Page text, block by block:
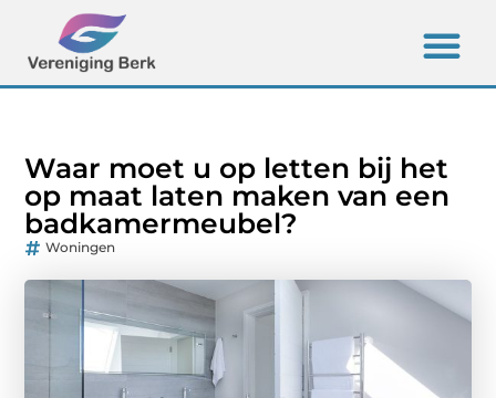
Waar moet u op letten bij het
op maat laten maken van een
badkamermeubel?
Woningen